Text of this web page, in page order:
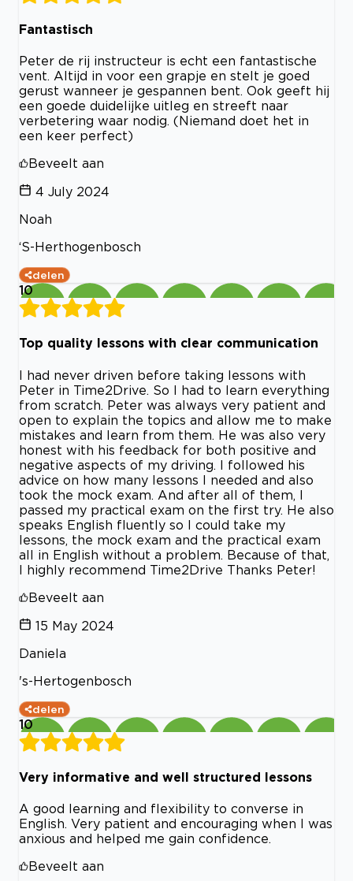
Fantastisch
Peter de rij instructeur is echt een fantastische
vent. Altijd in voor een grapje en stelt je goed
gerust wanneer je gespannen bent. Ook geeft hij
een goede duidelijke uitleg en streeft naar
verbetering waar nodig. (Niemand doet het in
een keer perfect)
Beveelt aan
4 July 2024
Noah
‘S-Herthogenbosch
delen
10
Top quality lessons with clear communication
I had never driven before taking lessons with
Peter in Time2Drive. So I had to learn everything
from scratch. Peter was always very patient and
open to explain the topics and allow me to make
mistakes and learn from them. He was also very
honest with his feedback for both positive and
negative aspects of my driving. I followed his
advice on how many lessons I needed and also
took the mock exam. And after all of them, I
passed my practical exam on the first try. He also
speaks English fluently so I could take my
lessons, the mock exam and the practical exam
all in English without a problem. Because of that,
I highly recommend Time2Drive Thanks Peter!
Beveelt aan
15 May 2024
Daniela
's-Hertogenbosch
delen
10
Very informative and well structured lessons
A good learning and flexibility to converse in
English. Very patient and encouraging when I was
anxious and helped me gain confidence.
Beveelt aan